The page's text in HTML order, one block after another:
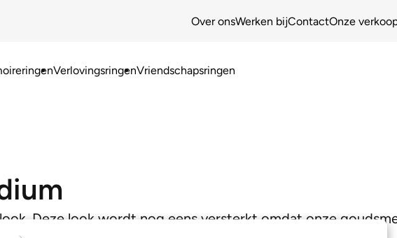
Over onsWerken bijContactOnze
VerlovingsringenVriendschapsringen
Deze look wordt nog eens versterkt omdat onze